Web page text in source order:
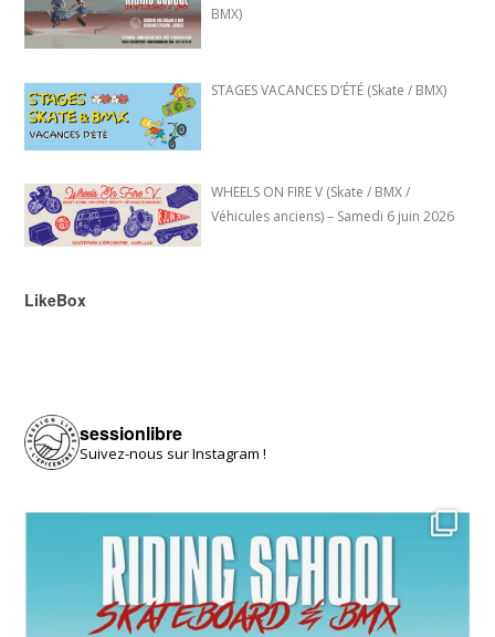
BMX)
STAGES VACANCES D’ÉTÉ (Skate / BMX)
WHEELS ON FIRE V (Skate / BMX /
Véhicules anciens) – Samedi 6 juin 2026
LikeBox
sessionlibre
Suivez-nous sur Instagram !